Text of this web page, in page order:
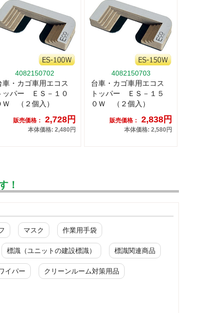
4082150702
車・カゴ車用エコス
ッパー ＥＳ－１０
Ｗ （２個入）
販売価格： 2,728円
本体価格: 2,480円
4082150703
台車・カゴ車用エコス
トッパー ＥＳ－１５
０Ｗ （２個入）
販売価格： 2,838円
本体価格: 2,580円
！
マスク 作業用手袋
標識（ユニットの建設標識） 標識関連商品
イパー クリーンルーム対策用品